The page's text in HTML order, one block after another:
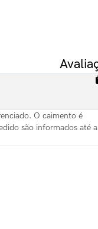
O caimento é
são informados até a